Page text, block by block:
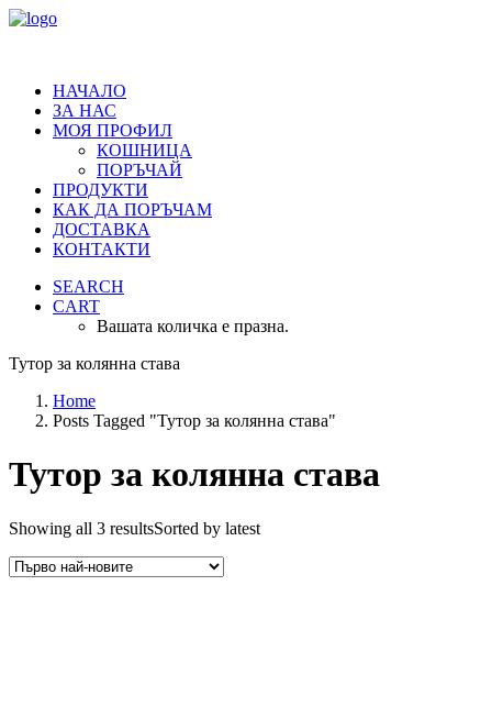
НАЧАЛО
ЗА НАС
МОЯ ПРОФИЛ
КОШНИЦА
ПОРЪЧАЙ
ПРОДУКТИ
КАК ДА ПОРЪЧАМ
ДОСТАВКА
КОНТАКТИ
SEARCH
CART
Вашата количка е празна.
Тутор за колянна става
Home
Posts Tagged "Тутор за колянна става"
Тутор за колянна става
Showing all 3 resultsSorted by latest